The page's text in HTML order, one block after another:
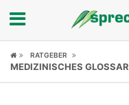
FokusRATGEBER
MEDIZINISCHES GLOSSAR